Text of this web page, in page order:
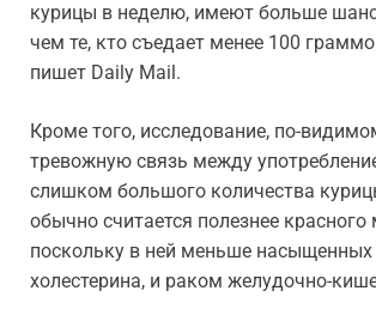
курицы в неделю, имеют больше
чем те, кто съедает менее 100
пишет Daily Mail.
Кроме того, исследование, по-
тревожную связь между
слишком большого количества
обычно считается полезнее красного
поскольку в ней меньше
холестерина, и раком желудочно-